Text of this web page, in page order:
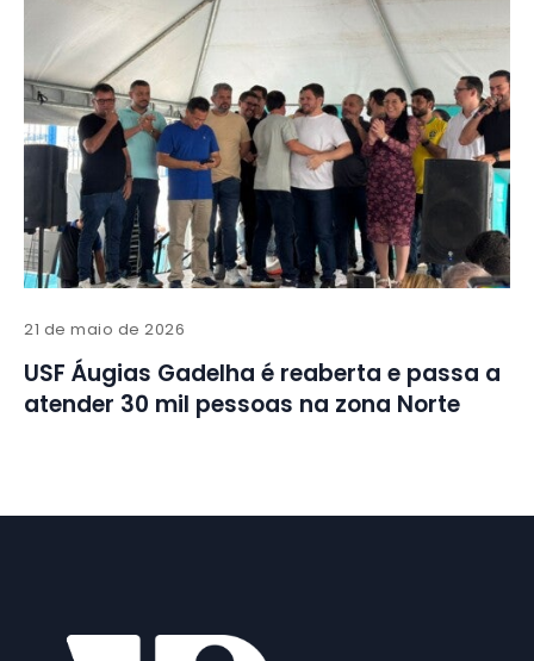
21 de maio de 2026
USF Áugias Gadelha é reaberta e passa a
atender 30 mil pessoas na zona Norte